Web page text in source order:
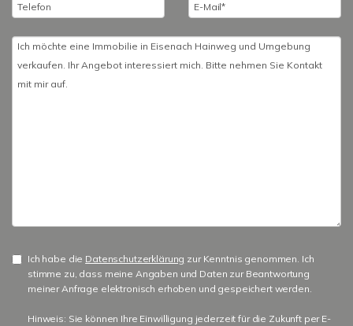
Ich habe die Datenschutzerklärung zur Kenntnis genommen. Ich
stimme zu, dass meine Angaben und Daten zur Beantwortung
meiner Anfrage elektronisch erhoben und gespeichert werden.
Hinweis: Sie können Ihre Einwilligung jederzeit für die Zukunft per E-